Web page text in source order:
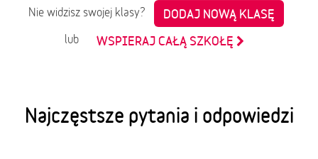
Nie widzisz swojej klasy?
DODAJ NOWĄ KLASĘ
lub
WSPIERAJ CAŁĄ SZKOŁĘ
Najczęstsze pytania i odpowiedzi